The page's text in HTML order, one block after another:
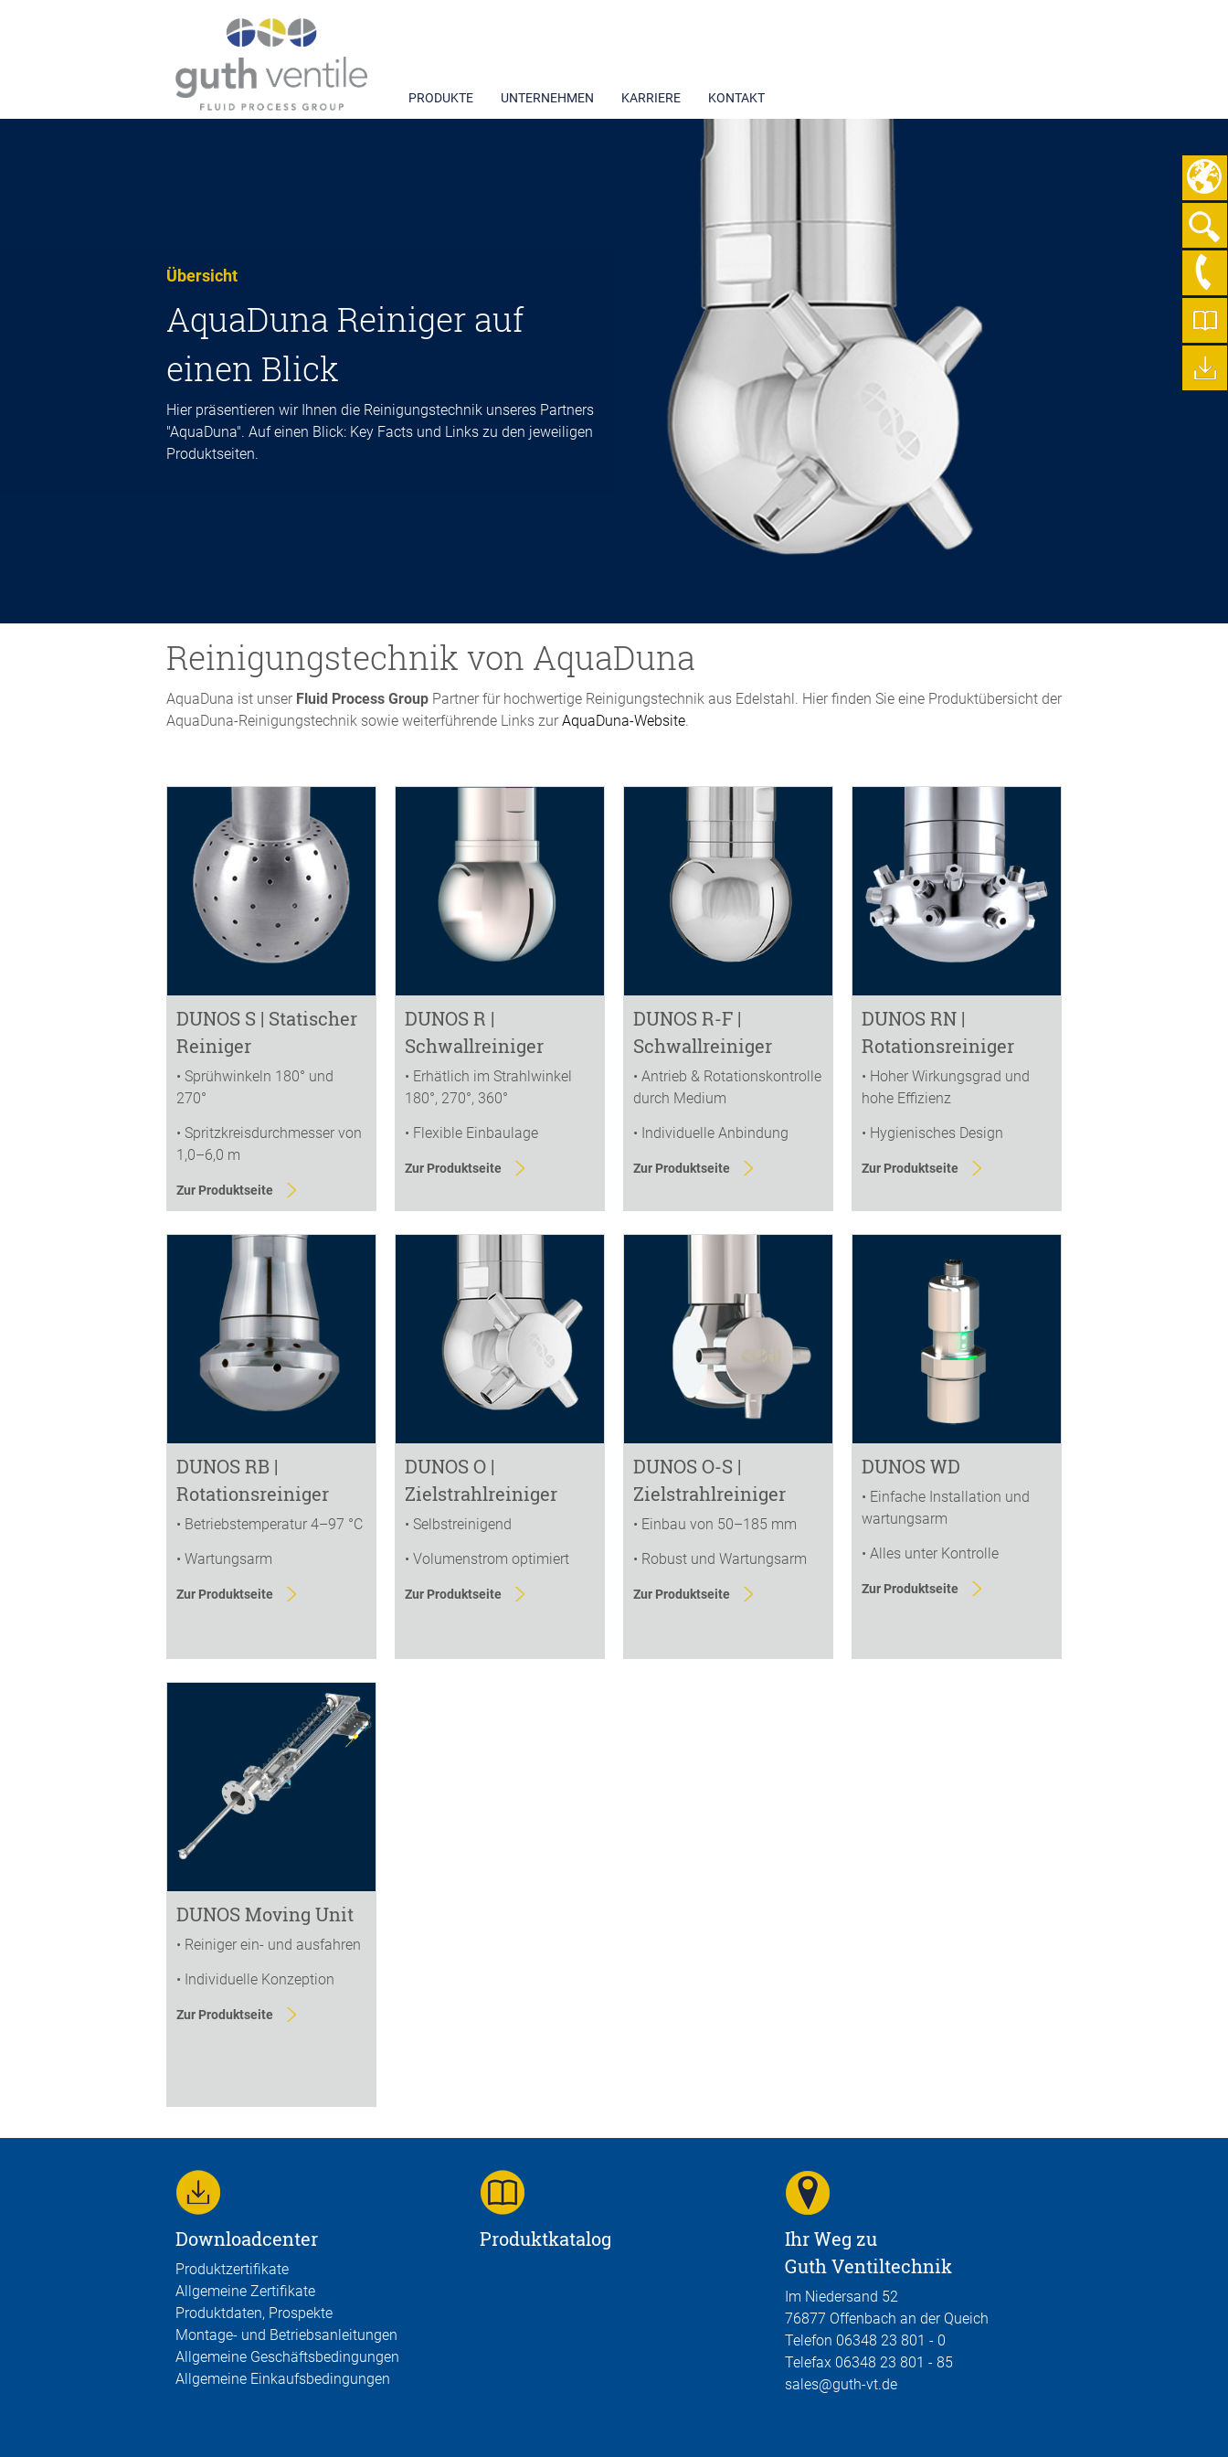
PRODUKTE UNTERNEHMEN KARRIERE KONTAKT
Übersicht
AquaDuna Reiniger auf
einen Blick
Hier präsentieren wir Ihnen die Reinigungstechnik unseres Partners
"AquaDuna". Auf einen Blick: Key Facts und Links zu den jeweiligen
Produktseiten.
Reinigungstechnik von AquaDuna
AquaDuna ist unser Fluid Process Group Partner für hochwertige Reinigungstechnik aus Edelstahl. Hier finden Sie eine Produktübersicht der
AquaDuna-Reinigungstechnik sowie weiterführende Links zur AquaDuna-Website.
DUNOS S | Statischer
Reiniger
• Sprühwinkeln 180° und
270°
• Spritzkreisdurchmesser von
1,0–6,0 m
Zur Produktseite
DUNOS R |
Schwallreiniger
• Erhätlich im Strahlwinkel
180°, 270°, 360°
• Flexible Einbaulage
Zur Produktseite
DUNOS R-F |
Schwallreiniger
• Antrieb & Rotationskontrolle
durch Medium
• Individuelle Anbindung
Zur Produktseite
DUNOS RN |
Rotationsreiniger
• Hoher Wirkungsgrad und
hohe Effizienz
• Hygienisches Design
Zur Produktseite
DUNOS RB |
Rotationsreiniger
• Betriebstemperatur 4–97 °C
• Wartungsarm
Zur Produktseite
DUNOS O |
Zielstrahlreiniger
• Selbstreinigend
• Volumenstrom optimiert
Zur Produktseite
DUNOS O-S |
Zielstrahlreiniger
• Einbau von 50–185 mm
• Robust und Wartungsarm
Zur Produktseite
DUNOS WD
• Einfache Installation und
wartungsarm
• Alles unter Kontrolle
Zur Produktseite
DUNOS Moving Unit
• Reiniger ein- und ausfahren
• Individuelle Konzeption
Zur Produktseite
Downloadcenter
Produktzertifikate
Allgemeine Zertifikate
Produktdaten, Prospekte
Montage- und Betriebsanleitungen
Allgemeine Geschäftsbedingungen
Allgemeine Einkaufsbedingungen
Produktkatalog
Ihr Weg zu
Guth Ventiltechnik
Im Niedersand 52
76877 Offenbach an der Queich
Telefon 06348 23 801 - 0
Telefax 06348 23 801 - 85
sales@guth-vt.de